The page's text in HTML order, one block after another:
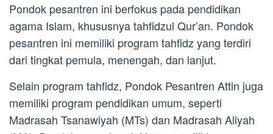
Pondok pesantren ini berfokus pada pendidikan
agama Islam, khususnya tahfidzul Qur’an. Pondok
pesantren ini memiliki program tahfidz yang terdiri
dari tingkat pemula, menengah, dan lanjut.
Selain program tahfidz, Pondok Pesantren Attin juga
memiliki program pendidikan umum, seperti
Madrasah Tsanawiyah (MTs) dan Madrasah Aliyah